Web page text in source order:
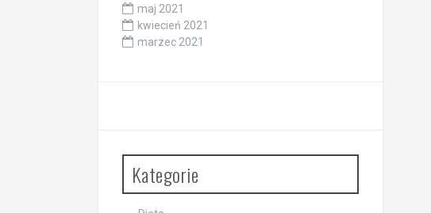
maj 2021
kwiecień 2021
marzec 2021
Kategorie